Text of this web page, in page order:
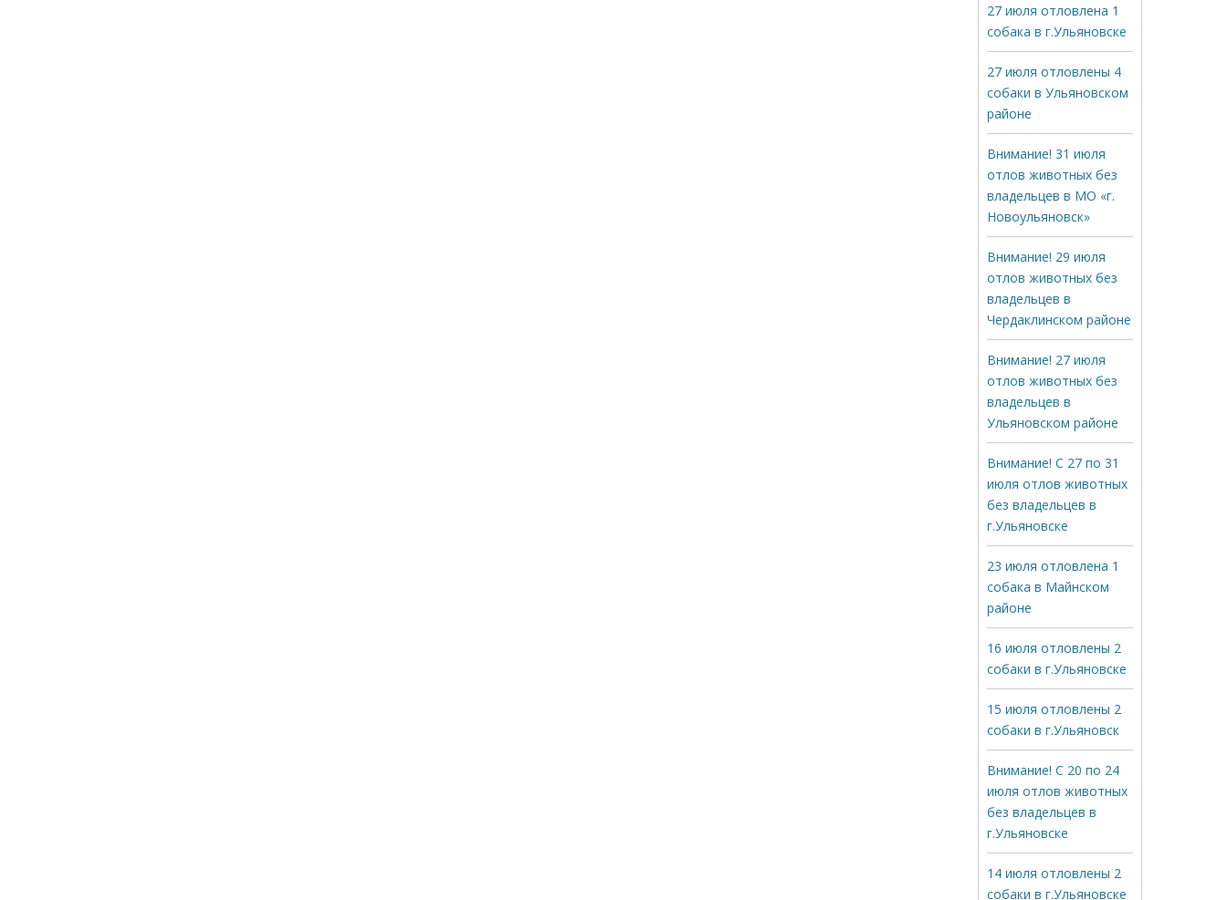
27 июля отловлена 1
собака в г.Ульяновске
27 июля отловлены 4
собаки в Ульяновском
районе
Внимание! 31 июля
отлов животных без
владельцев в МО «г.
Новоульяновск»
Внимание! 29 июля
отлов животных без
владельцев в
Чердаклинском районе
Внимание! 27 июля
отлов животных без
владельцев в
Ульяновском районе
Внимание! С 27 по 31
июля отлов животных
без владельцев в
г.Ульяновске
23 июля отловлена 1
собака в Майнском
районе
16 июля отловлены 2
собаки в г.Ульяновске
15 июля отловлены 2
собаки в г.Ульяновск
Внимание! С 20 по 24
июля отлов животных
без владельцев в
г.Ульяновске
14 июля отловлены 2
собаки в г.Ульяновске